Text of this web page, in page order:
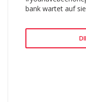
bank wartet auf